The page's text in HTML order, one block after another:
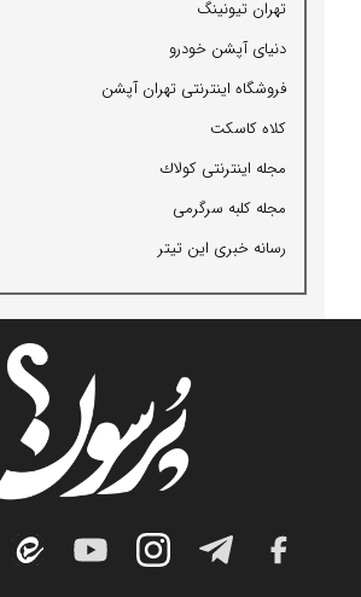
تهران تیونینگ
دنیای آپشن خودرو
فروشگاه اینترنتی تهران آپشن
كلاه كاسكت
مجله اینترنتی كولاك
مجله كلبه سرگرمی
رسانه خبری این تیتر